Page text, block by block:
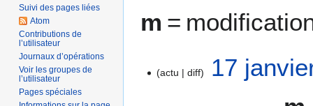
m =
actu diff 17
Suivi des pages liées
Atom
Contributions de
l’utilisateur
Journaux d’opérations
Voir les groupes de
l’utilisateur
Pages spéciales